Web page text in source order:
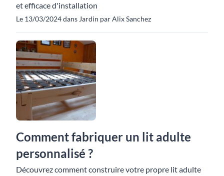
et efficace d'installation
Le 13/03/2024 dans Jardin par Alix Sanchez
Comment fabriquer un lit adulte
personnalisé ?
Découvrez comment construire votre propre lit adulte